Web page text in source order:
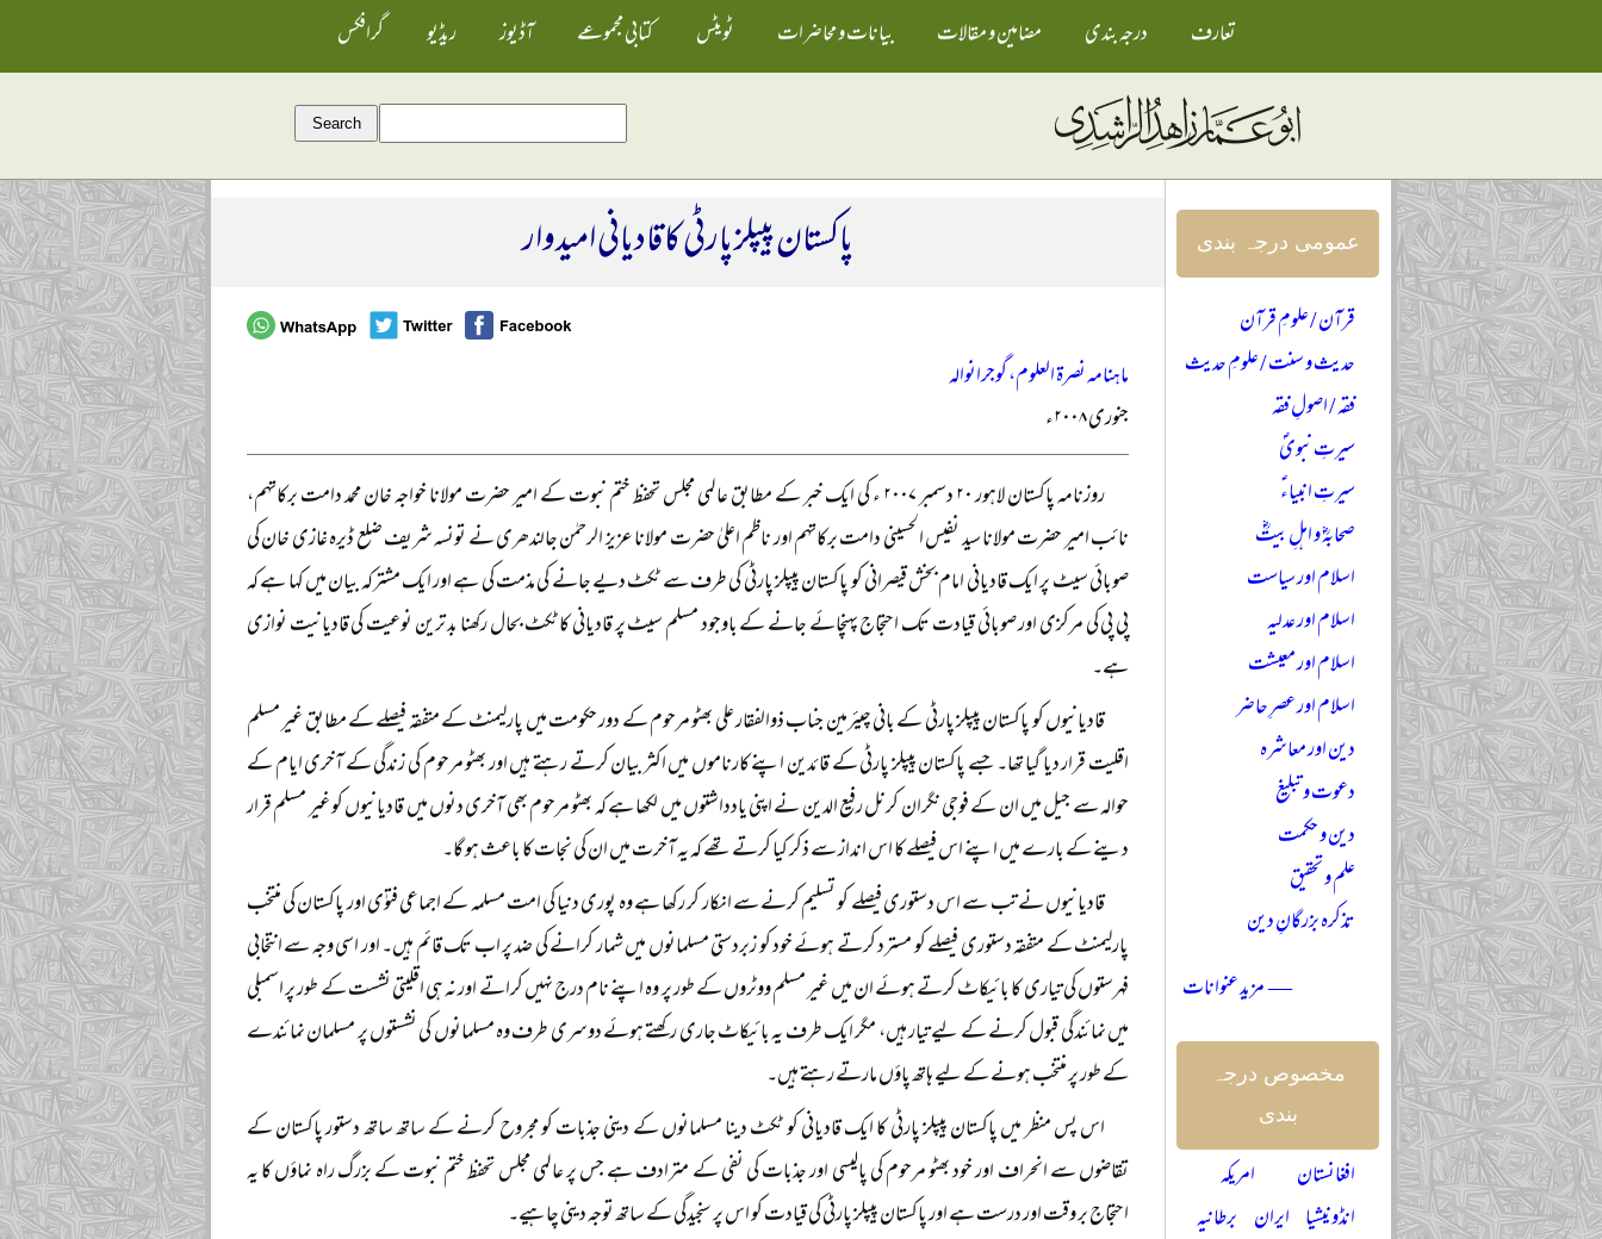
تعارف درجہ بندی مضامین و مقالات بیانات و محاضرات ٹویٹس کتابی مجموعے آڈیوز ریڈیو گرافکس
پاکستان پیپلز پارٹی کا قادیانی امیدوار
ماہنامہ نصرۃ العلوم، گوجرانوالہ
جنوری ۲۰۰۸ء
روزنامہ پاکستان لاہور ۲۰ دسمبر ۲۰۰۷ ء کی ایک خبر کے مطابق عالمی مجلس تحفظ ختم نبوت کے امیر حضرت مولانا خواجہ خان محمد دامت برکاتہم،
نائب امیر حضرت مولانا سید نفیس الحسینی دامت برکاتہم اور ناظم اعلیٰ حضرت مولانا عزیز الرحمٰن جالندھری نے تونسہ شریف ضلع ڈیرہ غازی خان کی
صوبائی سیٹ پر ایک قادیانی امام بخش قیصرانی کو پاکستان پیپلز پارٹی کی طرف سے ٹکٹ دیے جانے کی مذمت کی ہے اور ایک مشترکہ بیان میں کہا ہے کہ
پی پی کی مرکزی اور صوبائی قیادت تک احتجاج پہنچائے جانے کے باوجود مسلم سیٹ پر قادیانی کا ٹکٹ بحال رکھنا بد ترین نوعیت کی قادیانیت نوازی
ہے۔
قادیانیوں کو پاکستان پیپلز پارٹی کے بانی چیئرمین جناب ذوالفقار علی بھٹو مرحوم کے دور حکومت میں پارلیمنٹ کے متفقہ فیصلے کے مطابق غیر مسلم
اقلیت قرار دیا گیا تھا۔ جسے پاکستان پیپلز پارٹی کے قائدین اپنے کارناموں میں اکثر بیان کرتے رہتے ہیں اور بھٹو مرحوم کی زندگی کے آخری ایام کے
حوالہ سے جیل میں ان کے فوجی نگران کرنل رفیع الدین نے اپنی یادداشتوں میں لکھا ہے کہ بھٹو مرحوم بھی آخری دنوں میں قادیانیوں کو غیر مسلم قرار
دینے کے بارے میں اپنے اس فیصلے کا اس انداز سے ذکر کیا کرتے تھے کہ یہ آخرت میں ان کی نجات کا باعث ہو گا۔
قادیانیوں نے تب سے اس دستوری فیصلے کو تسلیم کرنے سے انکار کر رکھا ہے وہ پوری دنیا کی امت مسلمہ کے اجماعی فتوٰی اور پاکستان کی منتخب
پارلیمنٹ کے متفقہ دستوری فیصلے کو مسترد کرتے ہوئے خود کو زبردستی مسلمانوں میں شمار کرانے کی ضد پر اب تک قائم ہیں۔ اور اسی وجہ سے انتخابی
فہرستوں کی تیاری کا بائیکاٹ کرتے ہوئے ان میں غیر مسلم ووٹروں کے طور پر وہ اپنے نام درج نہیں کراتے اور نہ ہی اقلیتی نشست کے طور پر اسمبلی
میں نمائندگی قبول کرنے کے لیے تیار ہیں، مگر ایک طرف یہ بائیکاٹ جاری رکھتے ہوئے دوسری طرف وہ مسلمانوں کی نشستوں پر مسلمان نمائندے
کے طور پر منتخب ہونے کے لیے ہاتھ پاؤں مارتے رہتے ہیں۔
اس پس منظر میں پاکستان پیپلز پارٹی کا ایک قادیانی کو ٹکٹ دینا مسلمانوں کے دینی جذبات کو مجروح کرنے کے ساتھ ساتھ دستور پاکستان کے
تقاضوں سے انحراف اور خود بھٹو مرحوم کی پالیسی اور جذبات کی نفی کے مترادف ہے جس پر عالمی مجلس تحفظ ختم نبوت کے بزرگ راہ نماؤں کا یہ
احتجاج بر وقت اور درست ہے اور پاکستان پیپلز پارٹی کی قیادت کو اس پر سنجیدگی کے ساتھ توجہ دینی چاہیے۔
عمومی درجہ بندی
قرآن / علومِ قرآن
حدیث و سنت / علومِ حدیث
فقہ / اصولِ فقہ
سیرتِ نبویؐ
سیرتِ انبیاءؑ
صحابہؓ و اہلِ بیتؓ
اسلام اور سیاست
اسلام اور عدلیہ
اسلام اور معیشت
اسلام اور عصرِ حاضر
دین اور معاشرہ
دعوت و تبلیغ
دین و حکمت
علم و تحقیق
تذکرہ بزرگانِ دین
— مزید عنوانات
مخصوص درجہ
بندی
افغانستان
امریکہ
انڈونیشیا ایران برطانیہ